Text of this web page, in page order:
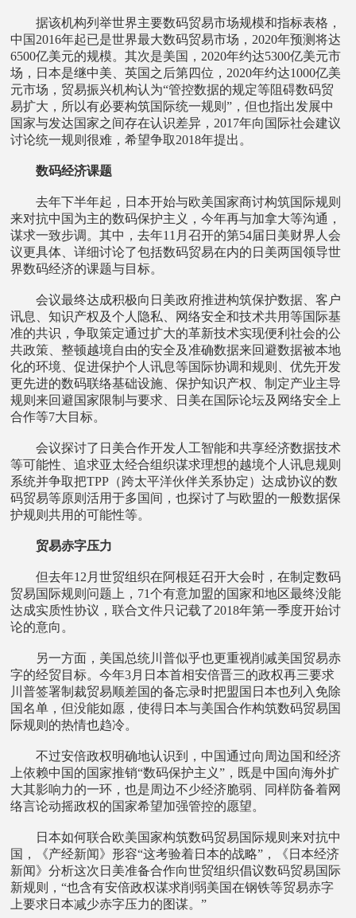
据该机构列举世界主要数码贸易市场规模和指标表格，
中国2016年起已是世界最大数码贸易市场，2020年预测将达
6500亿美元的规模。其次是美国，2020年约达5300亿美元市
场，日本是继中美、英国之后第四位，2020年约达1000亿美
元市场，贸易振兴机构认为“管控数据的规定等阻碍数码贸
易扩大，所以有必要构筑国际统一规则”，但也指出发展中
国家与发达国家之间存在认识差异，2017年向国际社会建议
讨论统一规则很难，希望争取2018年提出。
数码经济课题
去年下半年起，日本开始与欧美国家商讨构筑国际规则
来对抗中国为主的数码保护主义，今年再与加拿大等沟通，
谋求一致步调。其中，去年11月召开的第54届日美财界人会
议更具体、详细讨论了包括数码贸易在内的日美两国领导世
界数码经济的课题与目标。
会议最终达成积极向日美政府推进构筑保护数据、客户
讯息、知识产权及个人隐私、网络安全和技术共用等国际基
准的共识，争取策定通过扩大的革新技术实现便利社会的公
共政策、整顿越境自由的安全及准确数据来回避数据被本地
化的环境、促进保护个人讯息等国际协调和规则、优先开发
更先进的数码联络基础设施、保护知识产权、制定产业主导
规则来回避国家限制与要求、日美在国际论坛及网络安全上
合作等7大目标。
会议探讨了日美合作开发人工智能和共享经济数据技术
等可能性、追求亚太经合组织谋求理想的越境个人讯息规则
系统并争取把TPP（跨太平洋伙伴关系协定）达成协议的数
码贸易等原则活用于多国间，也探讨了与欧盟的一般数据保
护规则共用的可能性等。
贸易赤字压力
但去年12月世贸组织在阿根廷召开大会时，在制定数码
贸易国际规则问题上，71个有意加盟的国家和地区最终没能
达成实质性协议，联合文件只记载了2018年第一季度开始讨
论的意向。
另一方面，美国总统川普似乎也更重视削减美国贸易赤
字的经贸目标。今年3月日本首相安倍晋三的政权再三要求
川普签署制裁贸易顺差国的备忘录时把盟国日本也列入免除
国名单，但没能如愿，使得日本与美国合作构筑数码贸易国
际规则的热情也趋冷。
不过安倍政权明确地认识到，中国通过向周边国和经济
上依赖中国的国家推销“数码保护主义”，既是中国向海外扩
大其影响力的一环，也是周边不少经济脆弱、同样防备着网
络言论动摇政权的国家希望加强管控的愿望。
日本如何联合欧美国家构筑数码贸易国际规则来对抗中
国，《产经新闻》形容“这考验着日本的战略”，《日本经济
新闻》分析这次日美准备合作向世贸组织倡议数码贸易国际
新规则，“也含有安倍政权谋求削弱美国在钢铁等贸易赤字
上要求日本减少赤字压力的图谋。”